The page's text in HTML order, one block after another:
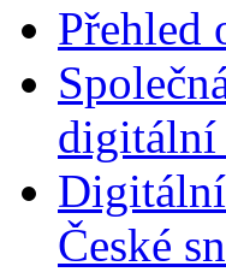
Přehled
digitální
České